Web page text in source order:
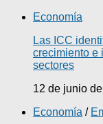
Economía
Las ICC
crecimiento e
sectores
12 de junio
Economía /